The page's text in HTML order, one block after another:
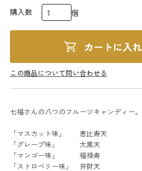
購入数 個
この商品について問い合わせる
七福さんの八つのフルーツキャンディー。
「マスカット味」 恵比寿天
「グレープ味」 大黒天
「マンゴー味」 福禄寿
「ストロベリー味」 弁財天